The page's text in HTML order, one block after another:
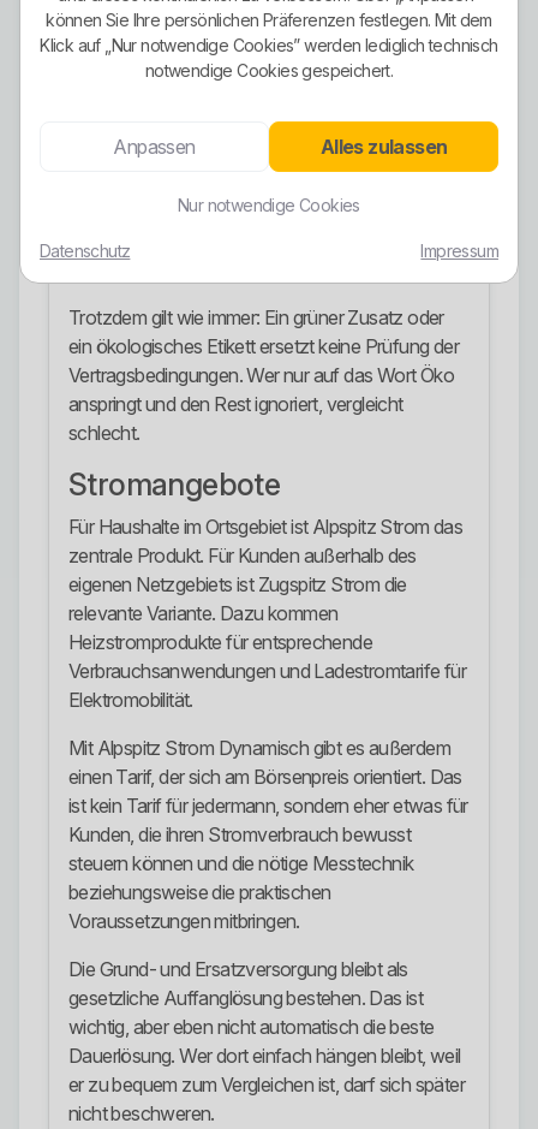
gezielt mehr Richtung Ökostrom gehen will, hat
eine konkrete Option und nicht nur vage
Werbesprüche.
Zusätzlich passt dazu, dass die Gemeindewerke
eigene Stromerzeugung im Netzgebiet und
Das stärkt das Bild eines Versorgers, der nicht nur
Strom weiterreicht, sondern auch regional an der
Trotzdem gilt wie immer: Ein grüner Zusatz oder
ein ökologisches Etikett ersetzt keine Prüfung der
Vertragsbedingungen. Wer nur auf das Wort Öko
anspringt und den Rest ignoriert, vergleicht
schlecht.
Stromangebote
Für Haushalte im Ortsgebiet ist Alpspitz Strom das
zentrale Produkt. Für Kunden außerhalb des
eigenen Netzgebiets ist Zugspitz Strom die
relevante Variante. Dazu kommen
Heizstromprodukte für entsprechende
Verbrauchsanwendungen und Ladestromtarife für
Elektromobilität.
Mit Alpspitz Strom Dynamisch gibt es außerdem
einen Tarif, der sich am Börsenpreis orientiert. Das
ist kein Tarif für jedermann, sondern eher etwas für
Kunden, die ihren Stromverbrauch bewusst
steuern können und die nötige Messtechnik
beziehungsweise die praktischen
Voraussetzungen mitbringen.
Die Grund- und Ersatzversorgung bleibt als
gesetzliche Auffanglösung bestehen. Das ist
wichtig, aber eben nicht automatisch die beste
Dauerlösung. Wer dort einfach hängen bleibt, weil
er zu bequem zum Vergleichen ist, darf sich später
nicht beschweren.
können Sie Ihre persönlichen Präferenzen festlegen. Mit dem
Klick auf „Nur notwendige Cookies” werden lediglich technisch
notwendige Cookies gespeichert.
Anpassen Alles zulassen
Nur notwendige Cookies
Datenschutz Impressum